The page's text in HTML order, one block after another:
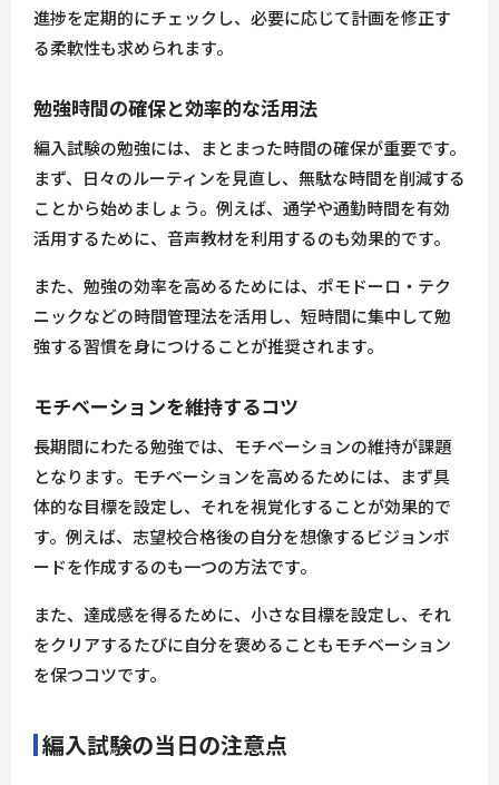
進捗を定期的にチェックし、必要に応じて計画を修正す
る柔軟性も求められます。
勉強時間の確保と効率的な活用法
編入試験の勉強には、まとまった時間の確保が重要です。
まず、日々のルーティンを見直し、無駄な時間を削減する
ことから始めましょう。例えば、通学や通勤時間を有効
活用するために、音声教材を利用するのも効果的です。
また、勉強の効率を高めるためには、ポモドーロ・テク
ニックなどの時間管理法を活用し、短時間に集中して勉
強する習慣を身につけることが推奨されます。
モチベーションを維持するコツ
長期間にわたる勉強では、モチベーションの維持が課題
となります。モチベーションを高めるためには、まず具
体的な目標を設定し、それを視覚化することが効果的で
す。例えば、志望校合格後の自分を想像するビジョンボ
ードを作成するのも一つの方法です。
また、達成感を得るために、小さな目標を設定し、それ
をクリアするたびに自分を褒めることもモチベーション
を保つコツです。
編入試験の当日の注意点